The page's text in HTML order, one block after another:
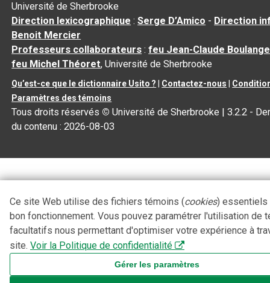
Université de Sherbrooke
Direction lexicographique :Serge D’Amico - Direction
Benoit Mercier
Professeurs collaborateurs :feu Jean-Claude
feu Michel Théoret, Université de Sherbrooke
Qu’est-ce que le dictionnaire Usito ? Contactez-nous
Paramètres des témoins
Tous droits réservés © Université de Sherbrooke |3.2.2 -
du contenu :2026-08-03
Ce site Web utilise des fichiers témoins (cookies) essentiels
bon fonctionnement. Vous pouvez paramétrer l'utilisation de
facultatifs nous permettant d'optimiser votre expérience à
site. Voir la Politique de confidentialité
Gérer les paramètres